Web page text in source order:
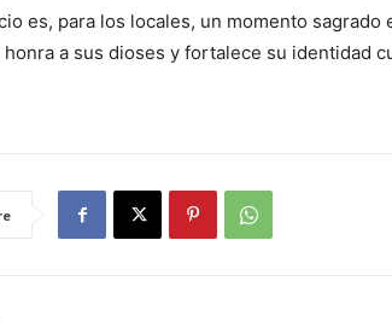
es, para los locales, un momento
honra a sus dioses y fortalece su identidad